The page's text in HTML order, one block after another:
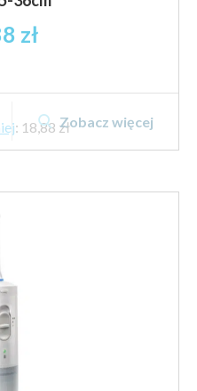
zł
: 18,88 złZobacz więcej